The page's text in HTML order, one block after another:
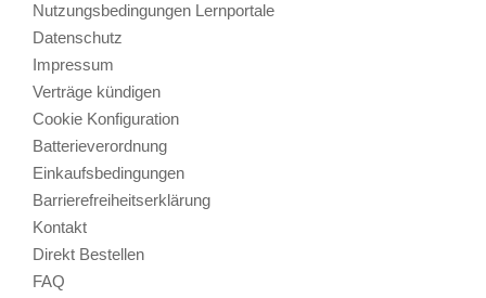
Nutzungsbedingungen Lernportale
Datenschutz
Impressum
Verträge kündigen
Cookie Konfiguration
Batterieverordnung
Einkaufsbedingungen
Barrierefreiheitserklärung
Kontakt
Direkt Bestellen
FAQ